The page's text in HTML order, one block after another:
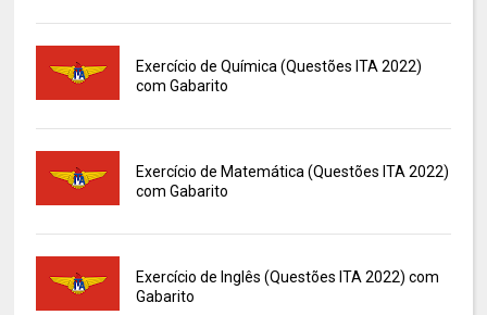
Exercício de Química (Questões ITA 2022)
com Gabarito
Exercício de Matemática (Questões ITA 2022)
com Gabarito
Exercício de Inglês (Questões ITA 2022) com
Gabarito